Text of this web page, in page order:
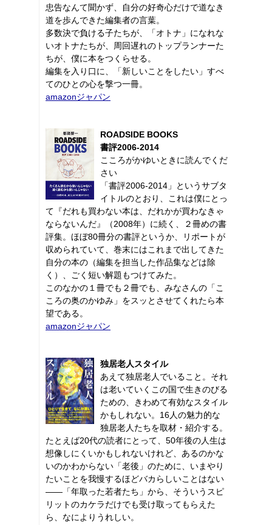
忠告なんて聞かず、自分の好奇心だけで道なき
道を歩んできた編集者の言葉。
多数決で負ける子たちが、「オトナ」になれな
いオトナたちが、周回遅れのトップランナーた
ちが、僕に本をつくらせる。
編集を入り口に、「新しいことをしたい」すべ
てのひとの心を撃つ一冊。
amazonジャパン
ROADSIDE BOOKS
書評2006-2014
こころがかゆいときに読んでくだ
さい
「書評2006-2014」というサブタ
イトルのとおり、これは僕にとっ
て『だれも買わない本は、だれかが買わなきゃ
ならないんだ』（2008年）に続く、２冊めの書
評集。ほぼ80冊分の書評というか、リポートが
収められていて、巻末にはこれまで出してきた
自分の本の（編集を担当した作品集などは除
く）、ごく短い解題もつけてみた。
このなかの１冊でも２冊でも、みなさんの「こ
ころの奥のかゆみ」をスッとさせてくれたら本
望である。
amazonジャパン
独居老人スタイル
あえて独居老人でいること。それ
は老いていくこの国で生きのびる
ための、きわめて有効なスタイル
かもしれない。16人の魅力的な
独居老人たちを取材・紹介する。
たとえば20代の読者にとって、50年後の人生は
想像しにくいかもしれないけれど、あるのかな
いのかわからない「老後」のために、いまやり
たいことを我慢するほどバカらしいことはない
――「年取った若者たち」から、そういうスピ
リットのカケラだけでも受け取ってもらえた
ら、なによりうれしい。